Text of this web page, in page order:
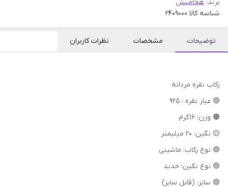
برند: هخامنش
شناسه کالا 2409000
توضیحات مشخصات نظرات کاربران
رکاب نقره مردانه
🔴 عیار نقره : 925
🟠 وزن: 16 گرم
🟡 نگین: 20 میلیمتر
🟢 نوع رکاب: ماشینی
🔵 نوع نگین: حدید
🟣 سایز: (قابل سایز)